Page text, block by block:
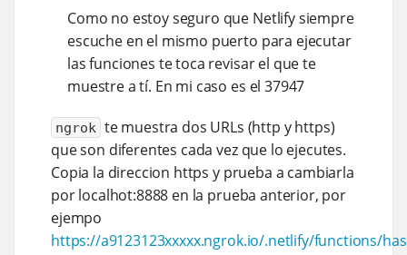
Como no estoy seguro que Netlify siempre
escuche en el mismo puerto para ejecutar
las funciones te toca revisar el que te
muestre a tí. En mi caso es el 37947
ngrok te muestra dos URLs (http y https)
que son diferentes cada vez que lo ejecutes.
Copia la direccion https y prueba a cambiarla
por localhot:8888 en la prueba anterior, por
ejempo
https://a9123123xxxxx.ngrok.io/.netlify/functions/